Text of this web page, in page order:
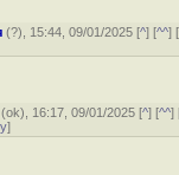
(?), 15:44, 09/01/2025 [^] [^^] [
(ok), 16:17, 09/01/2025 [^] [^^]
]